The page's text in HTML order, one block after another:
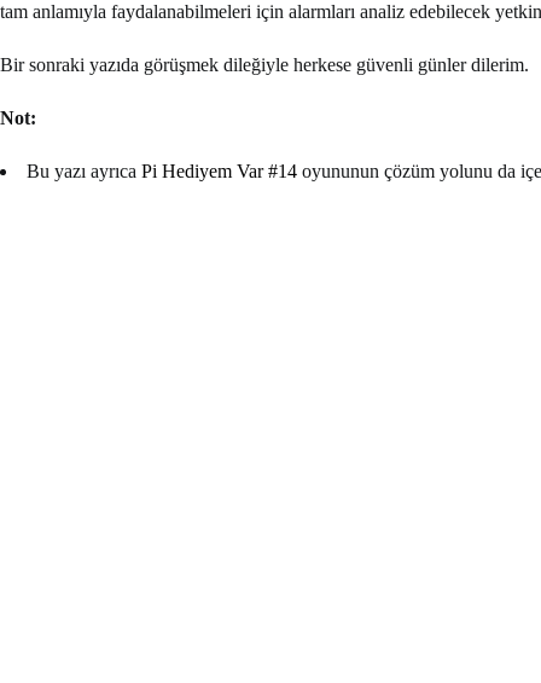
tam anlamıyla faydalanabilmeleri için alarmları analiz edebilecek
Bir sonraki yazıda görüşmek dileğiyle herkese güvenli günler dilerim.
Not:
Bu yazı ayrıca Pi Hediyem Var #14 oyununun çözüm yolunu da